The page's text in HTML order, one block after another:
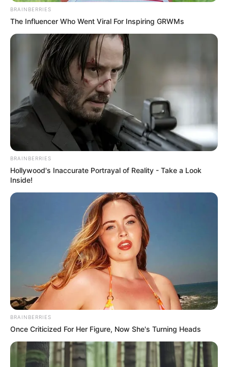
BRAINBERRIES
The Influencer Who Went Viral For Inspiring GRWMs
BRAINBERRIES
Hollywood's Inaccurate Portrayal of Reality - Take a Look
Inside!
BRAINBERRIES
Once Criticized For Her Figure, Now She's Turning Heads